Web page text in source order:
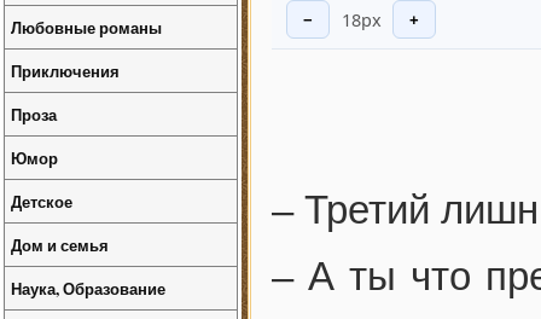
− 18px +
– Третий
– А ты что
Любовные романы
Приключения
Проза
Юмор
Детское
Дом и семья
Наука, Образование